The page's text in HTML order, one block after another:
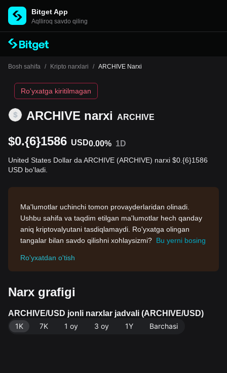
Bitget App
Aqlliroq savdo qiling
Bosh sahifa / Kripto narxlari / ARCHIVE Narxi
ARCHIVE narxi ARCHIVE
Ro'yxatga kiritilmagan
$0.{6}1586 USD0.00% 1D
United States Dollar da ARCHIVE (ARCHIVE) narxi $0.{6}1586
USD bo'ladi.
Ma'lumotlar uchinchi tomon provayderlaridan olinadi.
Ushbu sahifa va taqdim etilgan ma'lumotlar hech qanday
aniq kriptovalyutani tasdiqlamaydi. Ro'yxatga olingan
tangalar bilan savdo qilishni xohlaysizmi? Bu yerni bosing
Ro'yxatdan o'tish
Narx grafigi
ARCHIVE/USD jonli narxlar jadvali (ARCHIVE/USD)
1K
7K 1 oy 3 oy 1Y Barchasi